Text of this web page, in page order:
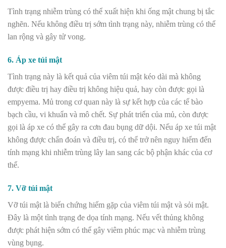
Tình trạng nhiễm trùng có thể xuất hiện khi ống mật chung bị tắc
nghẽn. Nếu không điều trị sớm tình trạng này, nhiễm trùng có thể
lan rộng và gây tử vong.
6. Áp xe túi mật
Tình trạng này là kết quả của viêm túi mật kéo dài mà không
được điều trị hay điều trị không hiệu quả, hay còn được gọi là
empyema. Mủ trong cơ quan này là sự kết hợp của các tế bào
bạch cầu, vi khuẩn và mô chết. Sự phát triển của mủ, còn được
gọi là áp xe có thể gây ra cơn đau bụng dữ dội. Nếu áp xe túi mật
không được chẩn đoán và điều trị, có thể trở nên nguy hiểm đến
tính mạng khi nhiễm trùng lây lan sang các bộ phận khác của cơ
thể.
7. Vỡ túi mật
Vỡ túi mật là biến chứng hiếm gặp của viêm túi mật và sỏi mật.
Đây là một tình trạng đe dọa tính mạng. Nếu vết thủng không
được phát hiện sớm có thể gây viêm phúc mạc và nhiễm trùng
vùng bụng.